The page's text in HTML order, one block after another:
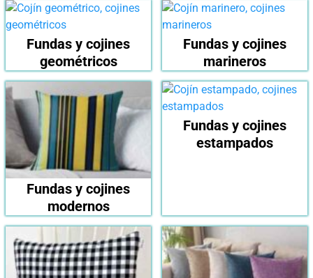
Fundas y cojines
geométricos
Fundas y cojines
marineros
Fundas y cojines
modernos
Fundas y cojines
estampados